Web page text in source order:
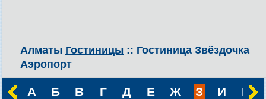
Алматы Гостиницы :: Гостиница Звёздочка
Аэропорт
А Б В Г Д Е Ж З И К